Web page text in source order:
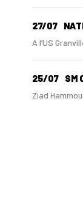
27/07
A l’US
25/07 SM
Ziad